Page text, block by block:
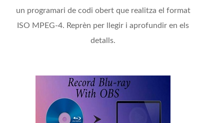
un programari de codi obert que realitza el format
ISO MPEG-4. Reprèn per llegir i aprofundir en els
detalls.